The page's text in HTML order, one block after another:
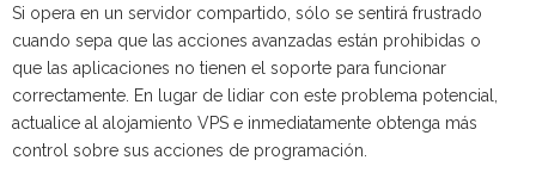
Si opera en un servidor compartido, sólo se sentirá frustrado
cuando sepa que las acciones avanzadas están prohibidas o
que las aplicaciones no tienen el soporte para funcionar
correctamente. En lugar de lidiar con este problema potencial,
actualice al alojamiento VPS e inmediatamente obtenga más
control sobre sus acciones de programación.